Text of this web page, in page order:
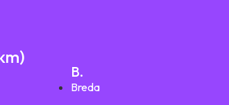
B.
Breda